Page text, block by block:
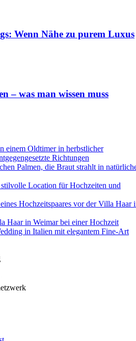
Wenn Nähe zu purem Luxus
– was man wissen muss